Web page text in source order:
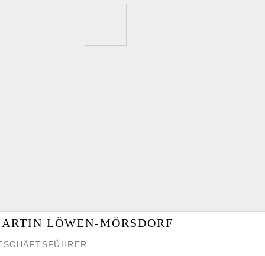
LÖWEN-MÖRSDORF